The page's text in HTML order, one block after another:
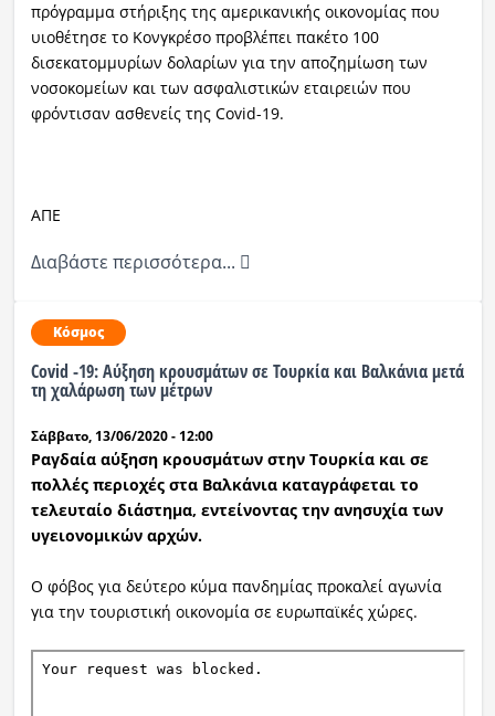
πρόγραμμα στήριξης της αμερικανικής οικονομίας που
υιοθέτησε το Κονγκρέσο προβλέπει πακέτο 100
δισεκατομμυρίων δολαρίων για την αποζημίωση των
νοσοκομείων και των ασφαλιστικών εταιρειών που
φρόντισαν ασθενείς της Covid-19.
ΑΠΕ
Διαβάστε περισσότερα...
Κόσμος
Covid -19: Αύξηση κρουσμάτων σε Τουρκία και Βαλκάνια μετά
τη χαλάρωση των μέτρων
Σάββατο, 13/06/2020 - 12:00
Ραγδαία αύξηση κρουσμάτων στην Τουρκία και σε
πολλές περιοχές στα Βαλκάνια καταγράφεται το
τελευταίο διάστημα, εντείνοντας την ανησυχία των
υγειονομικών αρχών.
Ο φόβος για δεύτερο κύμα πανδημίας προκαλεί αγωνία
για την τουριστική οικονομία σε ευρωπαϊκές χώρες.